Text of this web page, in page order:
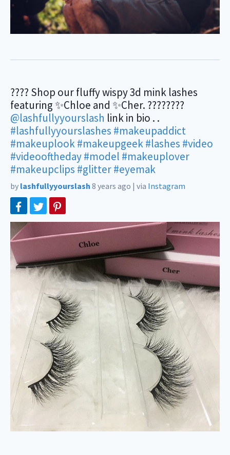
???? Shop our fluffy wispy 3d mink lashes
featuring ✨Chloe and ✨Cher. ????????
@lashfullyyourslash link in bio . .
#lashfullyyourslashes #makeupaddict
#makeuplook#makeupgeek#lashes #video
#videooftheday#model #makeuplover
#makeupclips #glitter#eyemak
by lashfullyyourslash 8 years ago | via Instagram